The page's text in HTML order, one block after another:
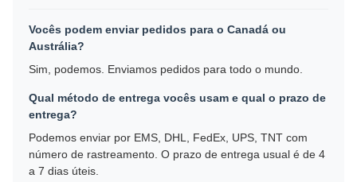
Vocês podem enviar pedidos para o Canadá ou
Austrália?
Sim, podemos. Enviamos pedidos para todo o mundo.
Qual método de entrega vocês usam e qual o prazo de
entrega?
Podemos enviar por EMS, DHL, FedEx, UPS, TNT com
número de rastreamento. O prazo de entrega usual é de 4
a 7 dias úteis.